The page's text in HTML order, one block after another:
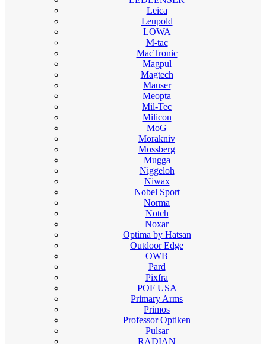
Leica
Leupold
LOWA
M-tac
MacTronic
Magpul
Magtech
Mauser
Meopta
Mil-Tec
Milicon
MoG
Morakniv
Mossberg
Mugga
Niggeloh
Niwax
Nobel Sport
Norma
Notch
Noxar
Optima by Hatsan
Outdoor Edge
OWB
Pard
Pixfra
POF USA
Primary Arms
Primos
Professor Optiken
Pulsar
RADIAN